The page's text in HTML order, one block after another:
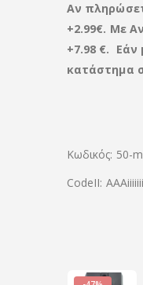
Αν
+2.99€. Με
+7.98 €.
κατάστημα
Κωδικός: 50-
CodeII: